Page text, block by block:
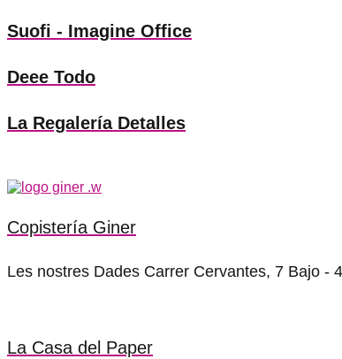
Suofi - Imagine Office
Deee Todo
La Regalería Detalles
Copistería Giner
Les nostres Dades Carrer Cervantes, 7 Bajo
La Casa del Paper